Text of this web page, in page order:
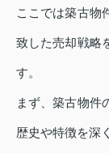
ここでは築古物
致した売却戦略
す。
まず、築古物件
歴史や特徴を深